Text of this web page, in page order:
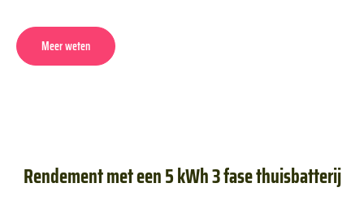
Meer weten
Rendement met een 5 kWh 3 fase thuisbatterij